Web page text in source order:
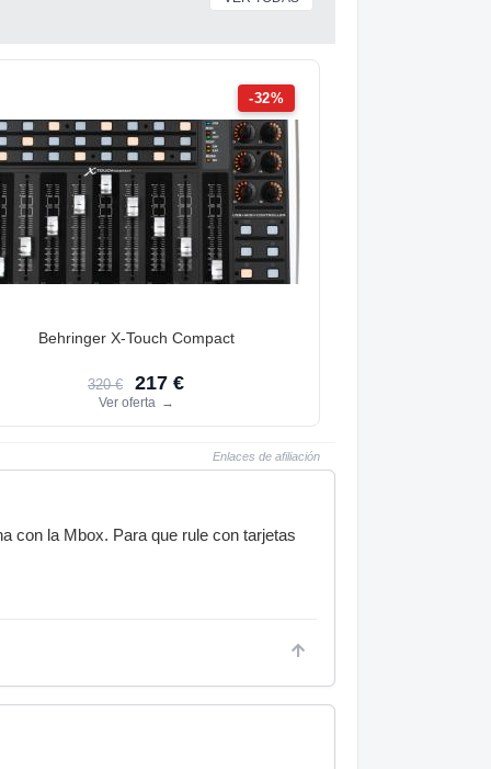
-32%
Behringer X-Touch Compact
320 € 217 €
Ver oferta →
Enlaces de afiliación
con la Mbox. Para que rule con tarjetas